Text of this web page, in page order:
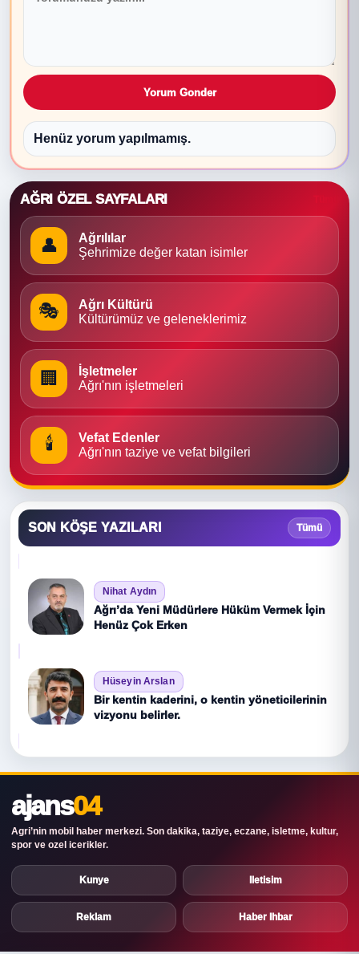
Yorum Gonder
Henüz yorum yapılmamış.
AĞRI ÖZEL SAYFALARI
👤
Ağrılılar
Şehrimize değer katan isimler
🎭
Ağrı Kültürü
Kültürümüz ve geleneklerimiz
🏢
İşletmeler
Ağrı'nın işletmeleri
🕯
Vefat Edenler
Ağrı'nın taziye ve vefat bilgileri
SON KÖŞE YAZILARI Tümü
Nihat Aydın
Ağrı’da Yeni Müdürlere Hüküm Vermek İçin
Henüz Çok Erken
Hüseyin Arslan
Bir kentin kaderini, o kentin yöneticilerinin
vizyonu belirler.
ajans04
Agri’nin mobil haber merkezi. Son dakika, taziye, eczane, isletme, kultur,
spor ve ozel icerikler.
Kunye Iletisim
Reklam Haber Ihbar